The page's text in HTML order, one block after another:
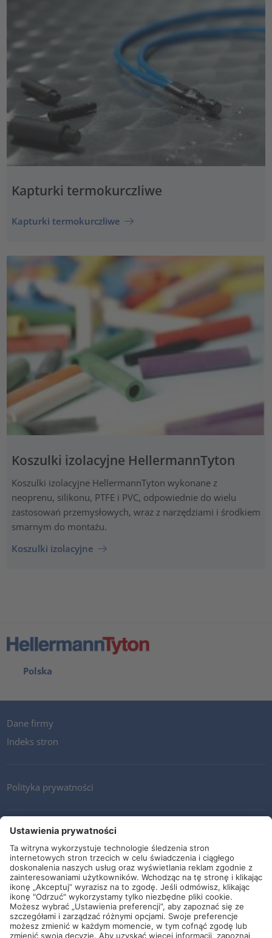
Kapturki termokurczliwe
Kapturki termokurczliwe
Koszulki izolacyjne HellermannTyton
Koszulki izolacyjne HellermannTyton wykonane z
neoprenu, silikonu, PTFE i PVC, odpowiednie do wielu
zastosowań przemysłowych, wraz z narzędziami i środkiem
smarnym do montażu.
Koszulki izolacyjne
Polska
Dane firmy
Indeks stron
Polityka prywatności
Kontakt
Newsletter
Ogólne warunki i dostawy